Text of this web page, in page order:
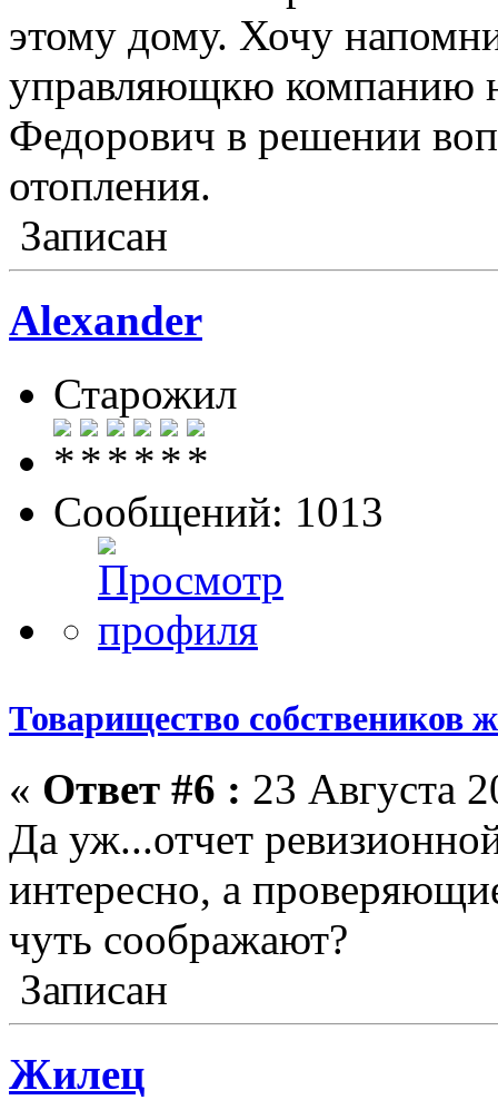
этому дому. Хочу
управляющкю компанию
Федорович в решении
отопления.
Записан
Alexander
Старожил
Сообщений: 1013
Товарищество собствеников
« Ответ #6 : 23 Августа
Да уж...отчет
интересно, а
чуть соображают?
Записан
Жилец